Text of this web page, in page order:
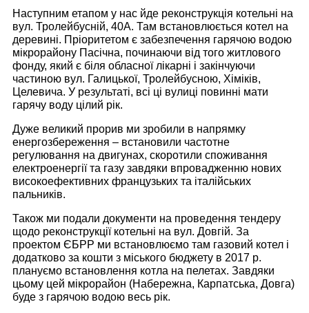
Наступним етапом у нас йде реконструкція котельні на
вул. Тролейбусній, 40А. Там встановлюється котел на
деревині. Пріоритетом є забезпечення гарячою водою
мікрорайону Пасічна, починаючи від того житлового
фонду, який є біля обласної лікарні і закінчуючи
частиною вул. Галицької, Тролейбусною, Хіміків,
Целевича. У результаті, всі ці вулиці повинні мати
гарячу воду цілий рік.
Дуже великий прорив ми зробили в напрямку
енергозбереження – встановили частотне
регулювання на двигунах, скоротили споживання
електроенергії та газу завдяки впровадженню нових
високоефективних французьких та італійських
пальників.
Також ми подали документи на проведення тендеру
щодо реконструкції котельні на вул. Довгій. За
проектом ЄБРР ми встановлюємо там газовий котел і
додатково за кошти з міського бюджету в 2017 р.
плануємо встановлення котла на пелетах. Завдяки
цьому цей мікрорайон (Набережна, Карпатська, Довга)
буде з гарячою водою весь рік.